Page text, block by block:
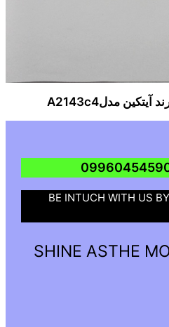
BE INTUCH WITH US
SHINE ASTHE